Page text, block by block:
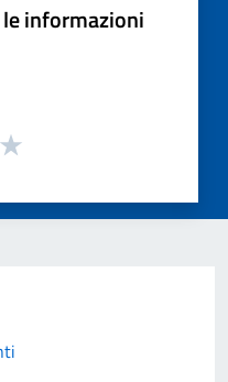
informazioni